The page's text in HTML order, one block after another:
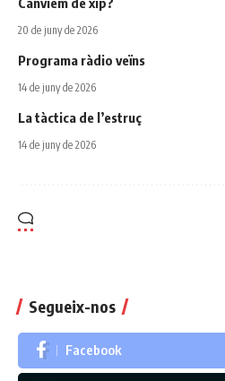
20 de juny de 2026
Programa ràdio veïns
14 de juny de 2026
La tàctica de l’estruç
14 de juny de 2026
Segueix-nos
Facebook